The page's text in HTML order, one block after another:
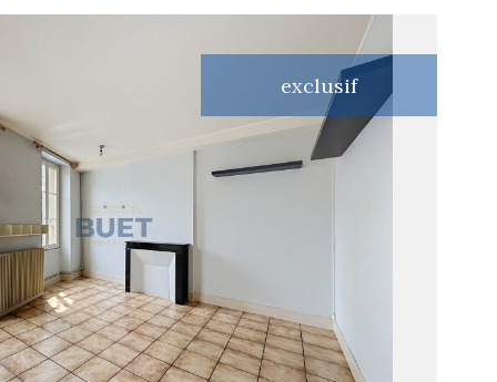
exclusif
voir le
bien